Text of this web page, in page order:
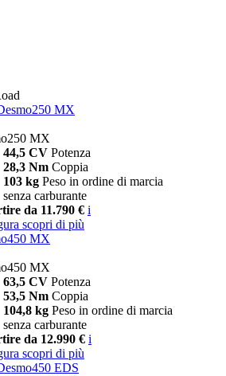
MX
MX
44,5 CV Potenza
28,3 Nm Coppia
103 kg Peso in ordine di marcia
senza carburante
da 11.790 € i
scopri di più
MX
MX
63,5 CV Potenza
53,5 Nm Coppia
104,8 kg Peso in ordine di marcia
senza carburante
da 12.990 € i
scopri di più
EDS